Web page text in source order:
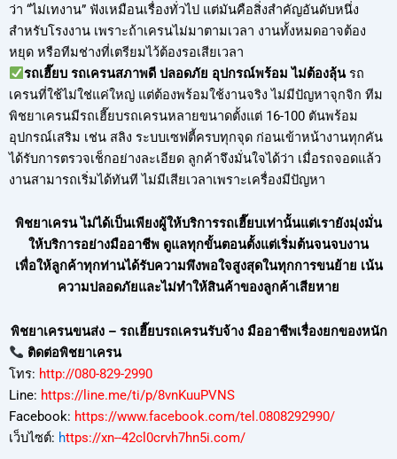
ว่า “ไม่เทงาน” ฟังเหมือนเรื่องทั่วไป แต่มันคือสิ่งสำคัญอันดับหนึ่ง
สำหรับโรงงาน เพราะถ้าเครนไม่มาตามเวลา งานทั้งหมดอาจต้อง
หยุด หรือทีมช่างที่เตรียมไว้ต้องรอเสียเวลา
รถเฮี๊ยบ รถเครนสภาพดี ปลอดภัย อุปกรณ์พร้อม ไม่ต้องลุ้นรถ
เครนที่ใช้ไม่ใช่แค่ใหญ่ แต่ต้องพร้อมใช้งานจริง ไม่มีปัญหาจุกจิก ทีม
พิชยาเครนมีรถเฮี๊ยบรถเครนหลายขนาดตั้งแต่ 16-100 ตันพร้อม
อุปกรณ์เสริม เช่น สลิง ระบบเซฟตี้ครบทุกจุด ก่อนเข้าหน้างานทุกคัน
ได้รับการตรวจเช็กอย่างละเอียด ลูกค้าจึงมั่นใจได้ว่า เมื่อรถจอดแล้ว
งานสามารถเริ่มได้ทันที ไม่มีเสียเวลาเพราะเครื่องมีปัญหา
พิชยาเครน ไม่ได้เป็นเพียงผู้ให้บริการรถเฮี๊ยบเท่านั้นแต่เรายังมุ่งมั่น
ให้บริการอย่างมืออาชีพ ดูแลทุกขั้นตอนตั้งแต่เริ่มต้นจนจบงาน
เพื่อให้ลูกค้าทุกท่านได้รับความพึงพอใจสูงสุดในทุกการขนย้าย เน้น
ความปลอดภัยและไม่ทำให้สินค้าของลูกค้าเสียหาย
พิชยาเครนขนส่ง – รถเฮี๊ยบรถเครนรับจ้าง มืออาชีพเรื่องยกของหนัก
ติดต่อพิชยาเครน
โทร: http://080-829-2990
Line: https://line.me/ti/p/8vnKuuPVNS
Facebook: https://www.facebook.com/tel.0808292990/
เว็บไซต์: https://xn--42cl0crvh7hn5i.com/